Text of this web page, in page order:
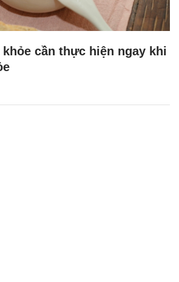
cần thực hiện ngay khi